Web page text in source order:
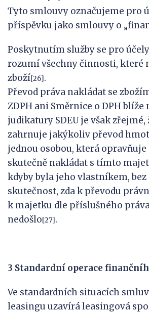
Tyto smlouvy označujeme pro
příspěvku jako smlouvy o
Poskytnutím služby se pro
rozumí všechny činnosti, které
zboží[26].
Převod práva nakládat se
ZDPH ani Směrnice o DPH blíže
judikatury SDEU je však
zahrnuje jakýkoliv převod
jednou osobou, která opravňuje
skutečně nakládat s tímto
kdyby byla jeho vlastníkem, bez
skutečnost, zda k převodu
k majetku dle příslušného
nedošlo[27].
3 Standardní operace
Ve standardních situacích
leasingu uzavírá leasingová